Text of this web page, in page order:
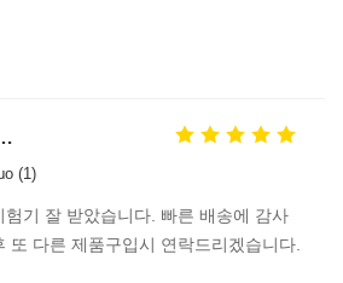
에 황동익입니다.
(1)
험기 잘 받았습니다. 빠른 배송에 감사
또 다른 제품구입시 연락드리겠습니다.